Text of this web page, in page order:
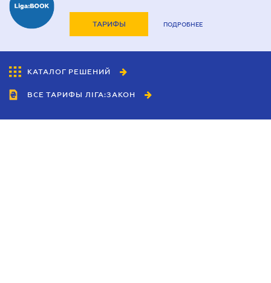
ТАРИФЫ ПОДРОБНЕЕ
КАТАЛОГ РЕШЕНИЙ
ВСЕ ТАРИФЫ ЛІГА:ЗАКОН